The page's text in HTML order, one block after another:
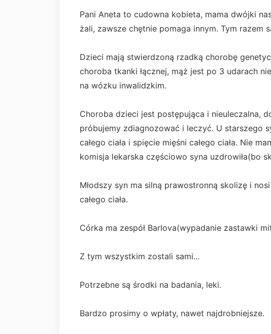
Pani Aneta to cudowna kobieta, mama dwójki
żali, zawsze chętnie pomaga innym. Tym razem
Dzieci mają stwierdzoną rzadką chorobę
choroba tkanki łącznej, mąż jest po 3 udarach
na wózku inwalidzkim.
Choroba dzieci jest postępująca i nieuleczalna,
próbujemy zdiagnozować i leczyć. U starszego
całego ciała i spięcie mięśni całego ciała. Nie
komisja lekarska częściowo syna uzdrowiła(bo
Młodszy syn ma silną prawostronną skolizę i
całego ciała.
Córka ma zespół Barlova(wypadanie zastawki
Z tym wszystkim zostali sami...
Potrzebne są środki na badania, leki.
Bardzo prosimy o wpłaty, nawet najdrobniejsze.